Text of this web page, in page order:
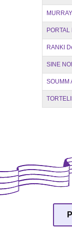
PORTAL
RANKI
SINE
SOUMM